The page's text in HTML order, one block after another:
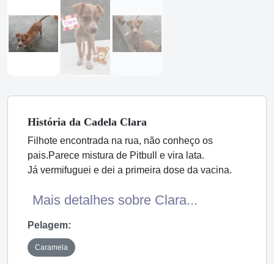
História da Cadela Clara
Filhote encontrada na rua, não conheço os
pais.Parece mistura de Pitbull e vira lata.
Já vermifuguei e dei a primeira dose da vacina.
Mais detalhes sobre Clara...
Pelagem:
Caramela